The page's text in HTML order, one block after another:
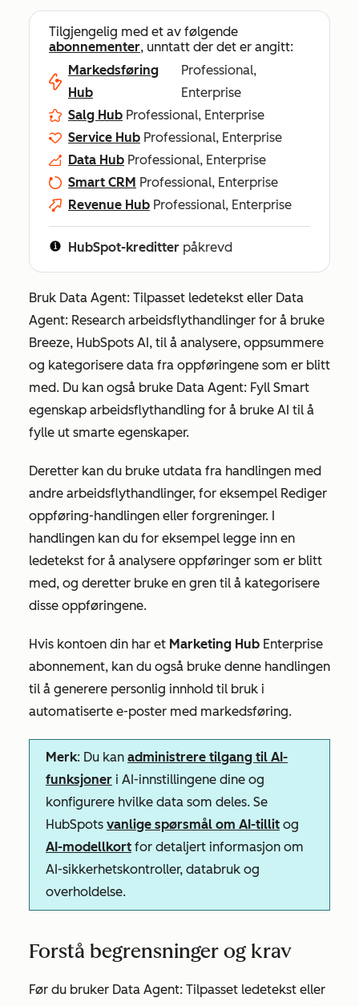
Tilgjengelig med et av følgende
abonnementer, unntatt der det er angitt:
Markedsføring
Hub
Professional,
Enterprise
Salg Hub Professional, Enterprise
Service Hub Professional, Enterprise
Data Hub Professional, Enterprise
Smart CRM Professional, Enterprise
Revenue Hub Professional, Enterprise
HubSpot-kreditter påkrevd
Bruk Data Agent: Tilpasset ledetekst eller Data
Agent: Research arbeidsflythandlinger for å bruke
Breeze, HubSpots AI, til å analysere, oppsummere
og kategorisere data fra oppføringene som er blitt
med. Du kan også bruke Data Agent: Fyll Smart
egenskap arbeidsflythandling for å bruke AI til å
fylle ut smarte egenskaper.
Deretter kan du bruke utdata fra handlingen med
andre arbeidsflythandlinger, for eksempel Rediger
oppføring-handlingen eller forgreninger. I
handlingen kan du for eksempel legge inn en
ledetekst for å analysere oppføringer som er blitt
med, og deretter bruke en gren til å kategorisere
disse oppføringene.
Hvis kontoen din har et Marketing Hub Enterprise
abonnement, kan du også bruke denne handlingen
til å generere personlig innhold til bruk i
automatiserte e-poster med markedsføring.
Merk: Du kan administrere tilgang til AI-
funksjoner i AI-innstillingene dine og
konfigurere hvilke data som deles. Se
HubSpots vanlige spørsmål om AI-tillit og
AI-modellkort for detaljert informasjon om
AI-sikkerhetskontroller, databruk og
overholdelse.
Forstå begrensninger og krav
Før du bruker Data Agent: Tilpasset ledetekst eller